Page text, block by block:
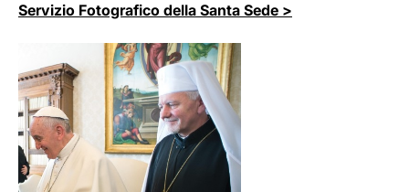
Servizio Fotografico della Santa Sede >